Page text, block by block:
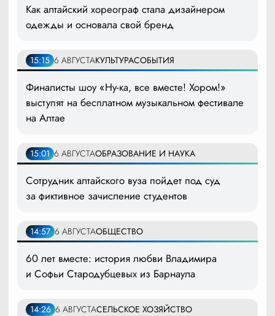
Как алтайский хореограф стала дизайнером
одежды и основала свой бренд
15:15 6 АВГУСТАКУЛЬТУРАСОБЫТИЯ
Финалисты шоу «Ну-ка, все вместе! Хором!»
выступят на бесплатном музыкальном фестивале
на Алтае
15:01 6 АВГУСТАОБРАЗОВАНИЕ И НАУКА
Сотрудник алтайского вуза пойдет под суд
за фиктивное зачисление студентов
14:57 6 АВГУСТАОБЩЕСТВО
60 лет вместе: история любви Владимира
и Софьи Стародубцевых из Барнаула
14:26 6 АВГУСТАСЕЛЬСКОЕ ХОЗЯЙСТВО